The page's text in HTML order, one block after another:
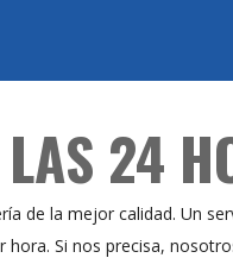
24
de la mejor calidad. Un
Si nos precisa,